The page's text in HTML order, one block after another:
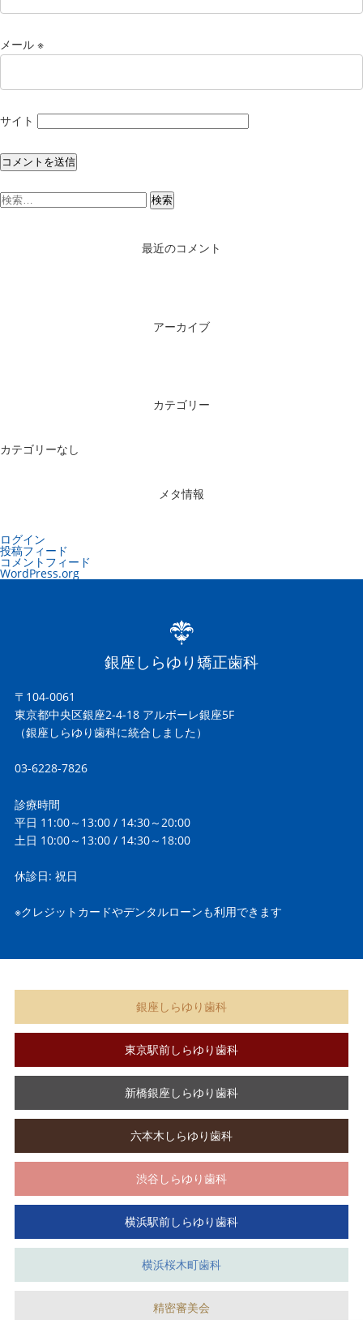
メール ※
サイト
検
索:
最近のコメント
アーカイブ
カテゴリー
カテゴリーなし
メタ情報
ログイン
投稿フィード
コメントフィード
WordPress.org
銀座しらゆり矯正歯科
〒104-0061
東京都中央区銀座2-4-18 アルボーレ銀座5F
（銀座しらゆり歯科に統合しました）
03-6228-7826
診療時間
平日 11:00～13:00 / 14:30～20:00
土日 10:00～13:00 / 14:30～18:00
休診日: 祝日
※クレジットカードやデンタルローンも利用できます
銀座しらゆり歯科
東京駅前しらゆり歯科
新橋銀座しらゆり歯科
六本木しらゆり歯科
渋谷しらゆり歯科
横浜駅前しらゆり歯科
横浜桜木町歯科
精密審美会